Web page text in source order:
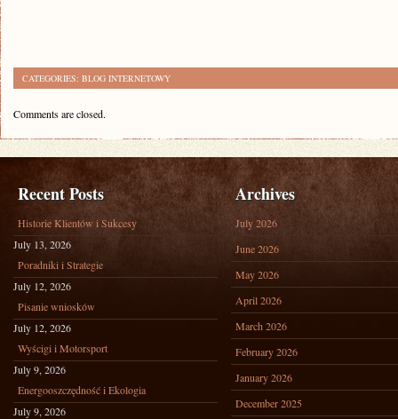
CATEGORIES: BLOG INTERNETOWY
Comments are closed.
Recent Posts
Historie Klientów i Sukcesy
July 13, 2026
Poradniki i Strategie
July 12, 2026
Pisanie wniosków
July 12, 2026
Wyścigi i Motorsport
July 9, 2026
Energooszczędność i Ekologia
July 9, 2026
Archives
July 2026
June 2026
May 2026
April 2026
March 2026
February 2026
January 2026
December 2025